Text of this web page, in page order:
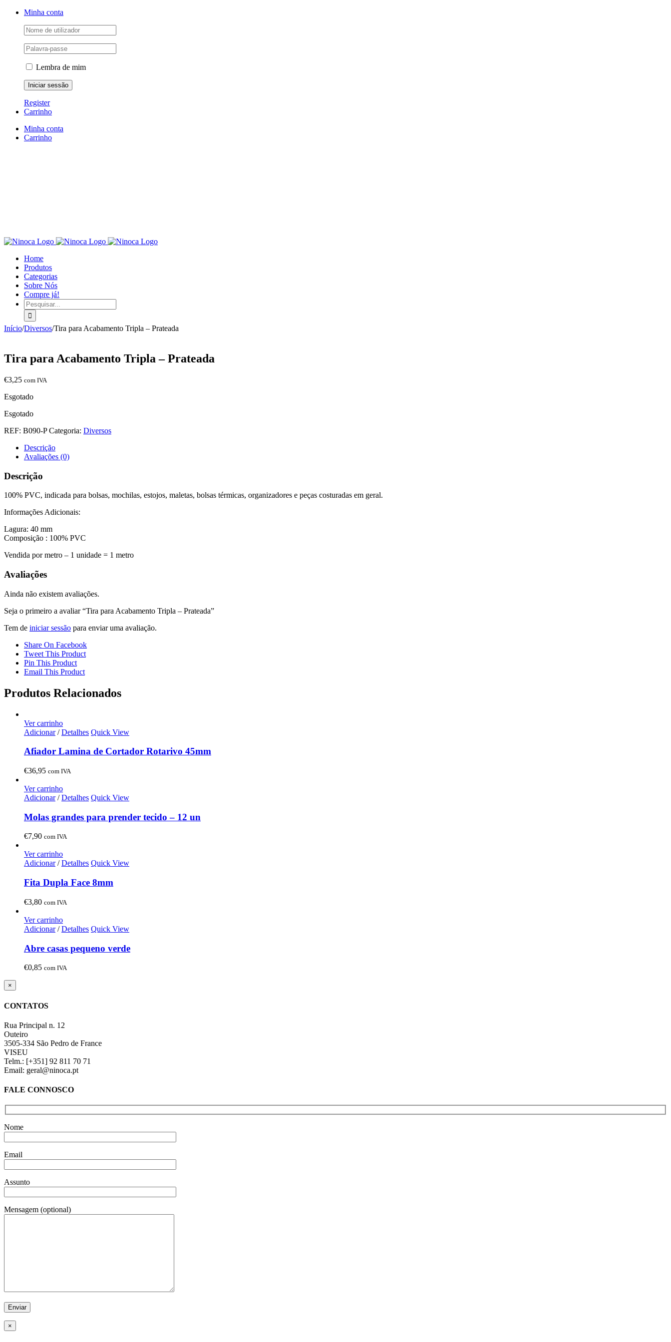
Skip
Facebook
Instagram
YouTubeMinha conta
Lembra de mim
Register
Carrinho
Minha conta
Carrinho
Home
Produtos
Categorias
Sobre Nós
Compre já!
Pesquisar
Início/Diversos/Tira para Acabamento Tripla – Prateada
Tira para Acabamento Tripla – Prateada
€3,25 com IVA
Esgotado
Esgotado
REF: B090-P Categoria: Diversos
Descrição
Avaliações (0)
Descrição
100% PVC, indicada para bolsas, mochilas, estojos, maletas, bolsas térmicas, organizadores e peças costuradas em geral.
Informações Adicionais:
Lagura: 40 mm
Composição : 100% PVC
Vendida por metro – 1 unidade = 1 metro
Avaliações
Ainda não existem avaliações.
Seja o primeiro a avaliar “Tira para Acabamento Tripla – Prateada”
Tem de iniciar sessão para enviar uma avaliação.
Share On Facebook
Tweet This Product
Pin This Product
Email This Product
Produtos Relacionados
Ver carrinho
Adicionar/ Detalhes Quick View
Afiador Lamina de Cortador Rotarivo 45mm
€36,95 com IVA
Ver carrinho
Adicionar/ Detalhes Quick View
Molas grandes para prender tecido – 12 un
€7,90 com IVA
Ver carrinho
Adicionar/ Detalhes Quick View
Fita Dupla Face 8mm
€3,80 com IVA
Ver carrinho
Adicionar/ Detalhes Quick View
Abre casas pequeno verde
€0,85 com IVA
Close
product
view
×
CONTATOS
Rua Principal n. 12
Outeiro
3505-334 São Pedro de France
VISEU
Telm.: [+351] 92 811 70 71
Email: geral@ninoca.pt
FALE CONNOSCO
Nome
Email
Assunto
Mensagem (optional)
×